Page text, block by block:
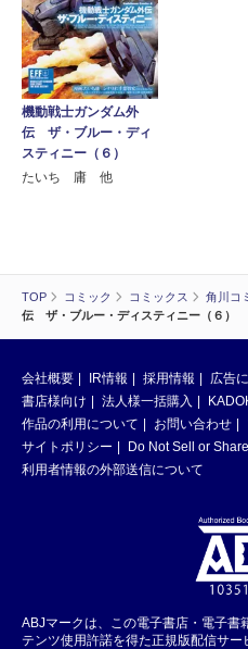
TOP コミック コミックス 角川コ
伝 ザ・ブルー・ディスティニー（６）
機動戦士ガンダム外
伝 ザ・ブルー・ディ
スティニー（６）
たいち 庸 他
会社概要 IR情報 採用情報 広告
書店様向け
法人様一括購入
作品の利用について
お問い合わせ
サイトポリシー
Do Not Sell or
利用者情報の外部送信について
ABJマークは、この電子書店・電子書
テンツ使用許諾を得た正規版配信サ